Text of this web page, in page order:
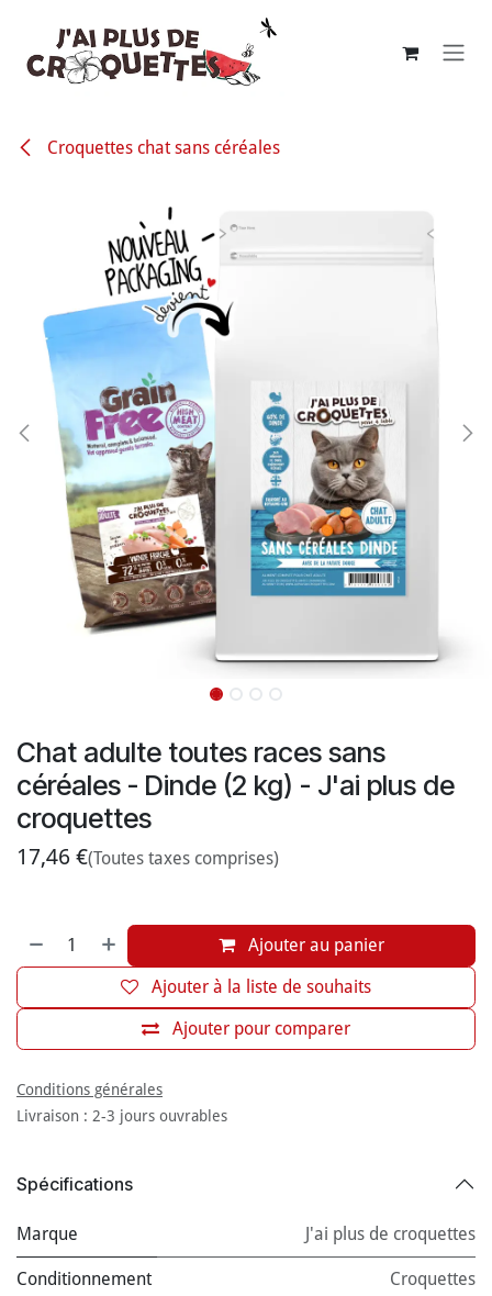
Croquettes chat sans céréales
Chat adulte toutes races sans
céréales - Dinde (2 kg) - J'ai plus de
croquettes
17,46 €(Toutes taxes comprises)
Ajouter au panier
Ajouter pour comparer
Ajouter à la liste de souhaits
Conditions générales
Livraison : 2-3 jours ouvrables
Spécifications
Marque J'ai plus de croquettes
Conditionnement
Croquettes